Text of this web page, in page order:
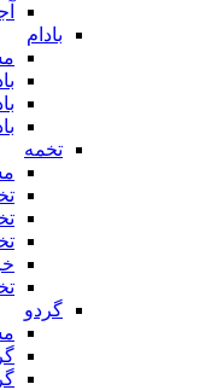
بادام
تخمه
گردو